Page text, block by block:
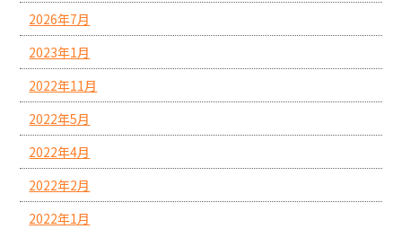
2026年7月
2023年1月
2022年11月
2022年5月
2022年4月
2022年2月
2022年1月